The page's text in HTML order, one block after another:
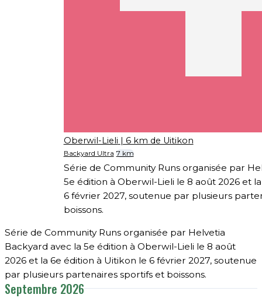
Oberwil-Lieli | 6 km de Uitikon
Backyard Ultra 7 km
Série de Community Runs organisée par
5e édition à Oberwil-Lieli le 8 août 2026 et
6 février 2027, soutenue par plusieurs
boissons.
Série de Community Runs organisée par Helvetia
Backyard avec la 5e édition à Oberwil-Lieli le 8 août
2026 et la 6e édition à Uitikon le 6 février 2027, soutenue
par plusieurs partenaires sportifs et boissons.
Septembre 2026